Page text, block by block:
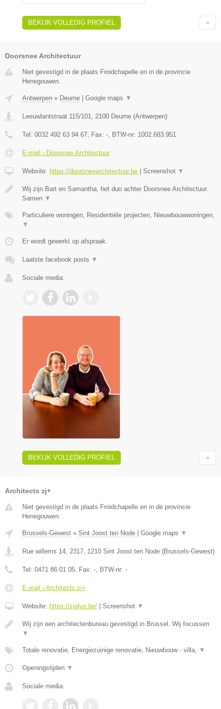
BEKIJK VOLLEDIG PROFIEL
Doorsnee Architectuur
Niet gevestigd in de plaats Froidchapelle en in de provincie
Henegouwen.
Antwerpen » Deurne Google maps ▼
Leeuwlantstraat 115/101, 2100 Deurne (Antwerpen)
Tel: 0032 492 63 94 67, Fax: -, BTW-nr: 1002.683.951
E-mail › Doorsnee Architectuur
Website: https://doorsneearchitectuur.be Screenshot ▼
Wij zijn Bart en Samantha, het duo achter Doorsnee Architectuur.
Samen ▼
Particuliere woningen, Residentiële projecten, Nieuwbouwwoningen,
▼
Er wordt gewerkt op afspraak.
Laatste facebook posts ▼
Sociale media:
BEKIJK VOLLEDIG PROFIEL
Architects zj+
Niet gevestigd in de plaats Froidchapelle en in de provincie
Henegouwen.
Brussels-Gewest » Sint Joost ten Node Google maps ▼
Rue willems 14, 2317 1210 Sint Joost ten Node (Brussels-Gewest)
Tel: 0471 86 01 05 , Fax: - , BTW-nr: -
E-mail › Architects zj+
Website: https://zjplus.be/ Screenshot ▼
Wij zijn een architectenbureau gevestigd in Brussel. Wij focussen
▼
Totale renovatie, Energiezuinige renovatie, Nieuwbouw - villa, ▼
Openingstijden ▼
Sociale media: